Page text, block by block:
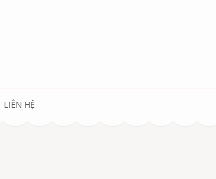
LIÊN HỆ